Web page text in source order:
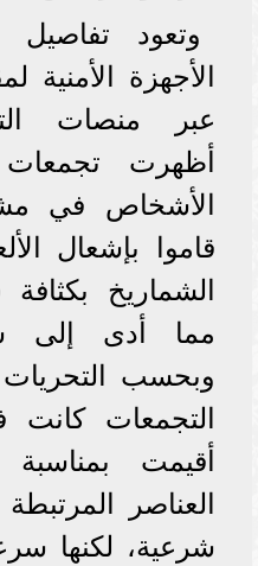
وتعود
الأجهزة الأمنية
عبر منصات
أظهرت
الأشخاص في
قاموا بإشعال
الشماريخ
مما أدى إلى
وبحسب
التجمعات كانت
أقيمت
العناصر
شرعية، لكنها